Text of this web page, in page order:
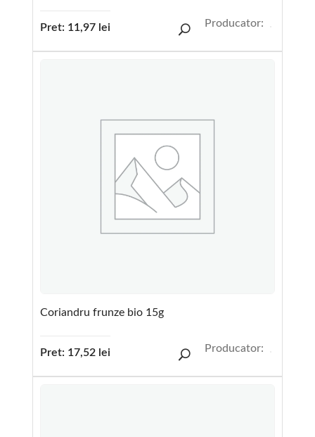
Pret: 11,97 lei Producator:
Coriandru frunze bio 15g
Pret: 17,52 lei Producator: